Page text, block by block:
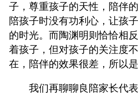
子，尊重孩子的天性，陪伴
陪孩子时没有功利心，让孩
的时光。而陶渊明则恰恰相
着孩子，但对孩子的关注度
在，陪伴的效果很差，所以是
我们再聊聊良陪家长代